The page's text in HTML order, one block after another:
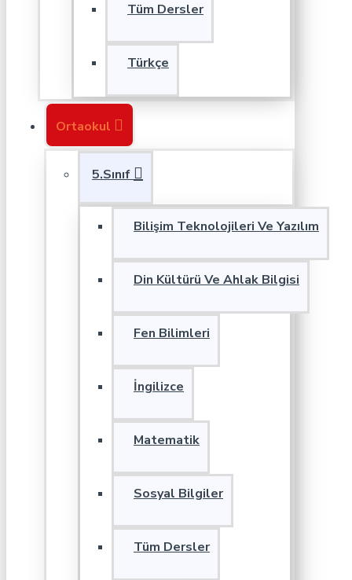
Tüm Dersler
Türkçe
Ortaokul
5.Sınıf
Bilişim Teknolojileri Ve Yazılım
Din Kültürü Ve Ahlak Bilgisi
Fen Bilimleri
İngilizce
Matematik
Sosyal Bilgiler
Tüm Dersler